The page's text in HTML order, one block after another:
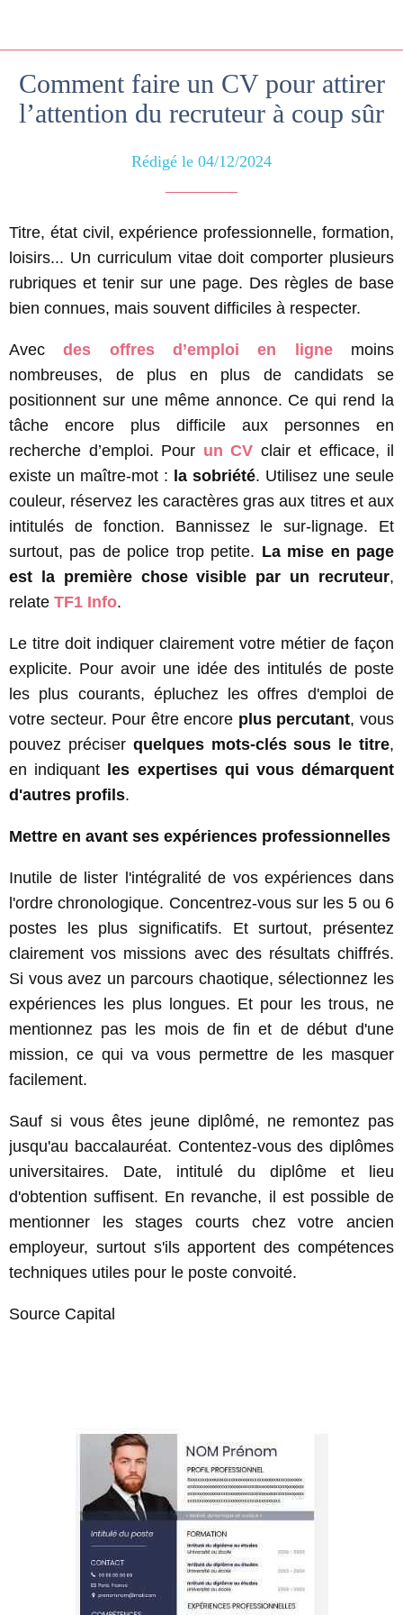
Comment faire un CV pour attirer
l’attention du recruteur à coup sûr
Rédigé le 04/12/2024
Titre, état civil, expérience professionnelle, formation,
loisirs... Un curriculum vitae doit comporter plusieurs
rubriques et tenir sur une page. Des règles de base
bien connues, mais souvent difficiles à respecter.
Avecdes offres d’emploi en lignemoins
nombreuses, de plus en plus de candidats se
positionnent sur une même annonce. Ce qui rend la
tâche encore plus difficile aux personnes en
recherche d’emploi. Pour un CV clair et efficace, il
existe un maître-mot : la sobriété. Utilisez une seule
couleur, réservez les caractères gras aux titres et aux
intitulés de fonction. Bannissez le sur-lignage. Et
surtout, pas de police trop petite. La mise en page
est la première chose visible par un recruteur,
relate TF1 Info.
Le titre doit indiquer clairement votre métier de façon
explicite. Pour avoir une idée des intitulés de poste
les plus courants, épluchez les offres d'emploi de
votre secteur. Pour être encore plus percutant, vous
pouvez préciser quelques mots-clés sous le titre,
en indiquant les expertises qui vous démarquent
d'autres profils.
Mettre en avant ses expériences professionnelles
Inutile de lister l'intégralité de vos expériences dans
l'ordre chronologique. Concentrez-vous sur les 5 ou 6
postes les plus significatifs. Et surtout, présentez
clairement vos missions avec des résultats chiffrés.
Si vous avez un parcours chaotique, sélectionnez les
expériences les plus longues. Et pour les trous, ne
mentionnez pas les mois de fin et de début d'une
mission, ce qui va vous permettre de les masquer
facilement.
Sauf si vous êtes jeune diplômé, ne remontez pas
jusqu'au baccalauréat. Contentez-vous des diplômes
universitaires. Date, intitulé du diplôme et lieu
d'obtention suffisent. En revanche, il est possible de
mentionner les stages courts chez votre ancien
employeur, surtout s'ils apportent des compétences
techniques utiles pour le poste convoité.
Source Capital